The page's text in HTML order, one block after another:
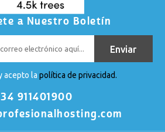
a Nuestro Boletín
acepto la política de privacidad.
911401900